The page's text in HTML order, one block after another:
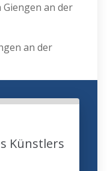
Giengen an der
an der
Künstlers